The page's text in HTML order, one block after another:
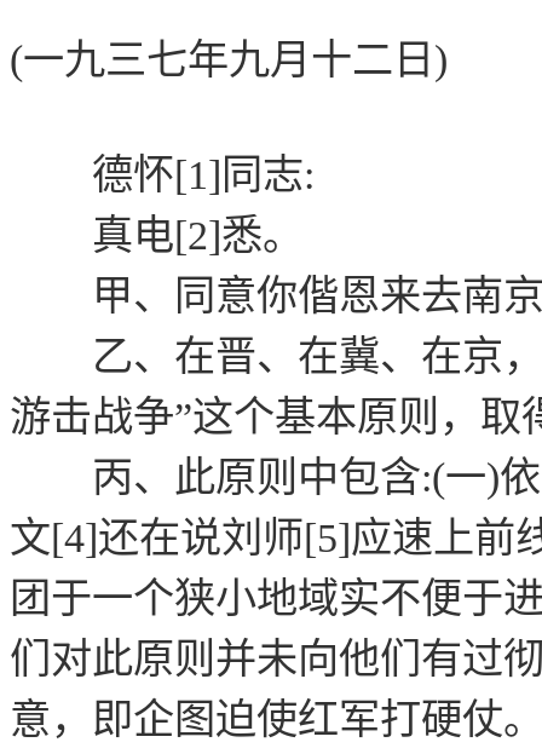
(一九三七年九月十二日)
德怀[1]同志:
真电[2]悉。
甲、同意你偕恩来去南
乙、在晋、在冀、在京，
游击战争”这个基本原则，
丙、此原则中包含:(一)依
文[4]还在说刘师[5]应速上前
团于一个狭小地域实不便于
们对此原则并未向他们有过
意，即企图迫使红军打硬仗